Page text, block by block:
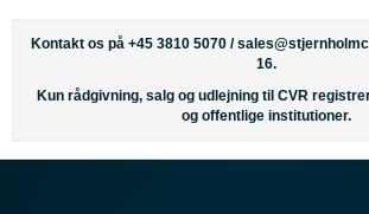
Kontakt os på +45 3810 5070 /
16.
Kun rådgivning, salg og udlejning til CVR
og offentlige institutioner.